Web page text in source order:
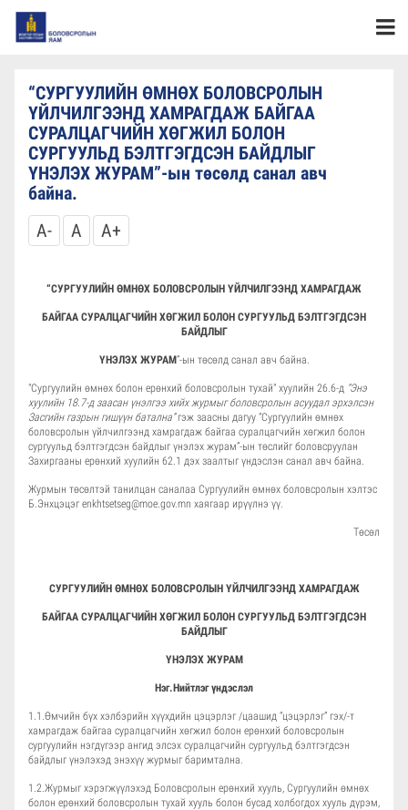
“СУРГУУЛИЙН ӨМНӨХ БОЛОВСРОЛЫН
ҮЙЛЧИЛГЭЭНД ХАМРАГДАЖ БАЙГАА
СУРАЛЦАГЧИЙН ХӨГЖИЛ БОЛОН
СУРГУУЛЬД БЭЛТГЭГДСЭН БАЙДЛЫГ
ҮНЭЛЭХ ЖУРАМ”-ын төсөлд санал авч
байна.
A-
A A+
“СУРГУУЛИЙН ӨМНӨХ БОЛОВСРОЛЫН ҮЙЛЧИЛГЭЭНД ХАМРАГДАЖ
БАЙГАА СУРАЛЦАГЧИЙН ХӨГЖИЛ БОЛОН СУРГУУЛЬД БЭЛТГЭГДСЭН
БАЙДЛЫГ
ҮНЭЛЭХ ЖУРАМ”-ын төсөлд санал авч байна.
"Сургуулийн өмнөх болон ерөнхий боловсролын тухай" хуулийн 26.6-д “Энэ
хуулийн 18.7-д заасан үнэлгээ хийх журмыг боловсролын асуудал эрхэлсэн
Засгийн газрын гишүүн батална”гэж заасны дагуу “Сургуулийн өмнөх
боловсролын үйлчилгээнд хамрагдаж байгаа суралцагчийн хөгжил болон
сургуульд бэлтгэгдсэн байдлыг үнэлэх журам”-ын төслийг боловсруулан
Захиргааны ерөнхий хуулийн 62.1 дэх заалтыг үндэслэн санал авч байна.
Журмын төсөлтэй танилцан саналаа Сургуулийн өмнөх боловсролын хэлтэс
Б.Энхцэцэг enkhtsetseg@moe.gov.mn хаягаар ирүүлнэ үү.
Төсөл
СУРГУУЛИЙН ӨМНӨХ БОЛОВСРОЛЫН ҮЙЛЧИЛГЭЭНД ХАМРАГДАЖ
БАЙГАА СУРАЛЦАГЧИЙН ХӨГЖИЛ БОЛОН СУРГУУЛЬД БЭЛТГЭГДСЭН
БАЙДЛЫГ
ҮНЭЛЭХ ЖУРАМ
Нэг.Нийтлэг үндэслэл
1.1.Өмчийн бүх хэлбэрийн хүүхдийн цэцэрлэг /цаашид “цэцэрлэг” гэх/-т
хамрагдаж байгаа суралцагчийн хөгжил болон ерөнхий боловсролын
сургуулийн нэгдүгээр ангид элсэх суралцагчийн сургуульд бэлтгэгдсэн
байдлыг үнэлэхэд энэхүү журмыг баримтална.
1.2.Журмыг хэрэгжүүлэхэд Боловсролын ерөнхий хууль, Сургуулийн өмнөх
болон ерөнхий боловсролын тухай хууль болон бусад холбогдох хууль дүрэм,